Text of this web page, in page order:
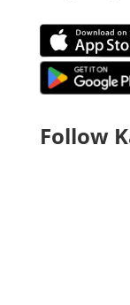
Follow